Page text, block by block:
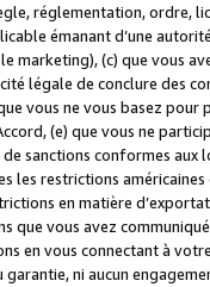
réglementation, ordre,
émanant d’une
marketing), (c) que vous
légale de conclure des
vous ne vous basez
(e) que vous ne
sanctions conformes
les restrictions
en matière
que vous avez
en vous connectant à
ni aucun